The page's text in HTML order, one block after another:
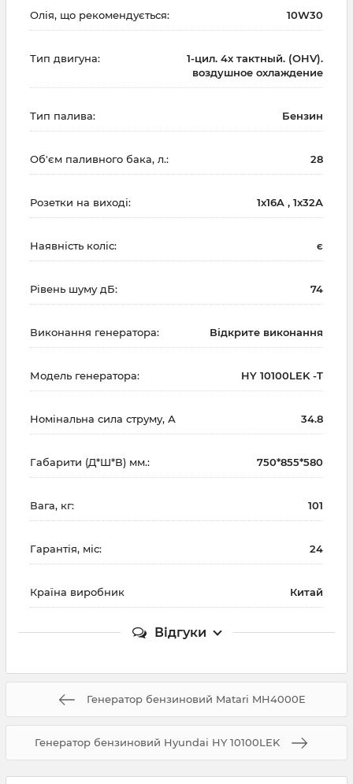
Олія, що рекомендується: 10W30
Тип двигуна:
1-цил. 4х тактный. (OHV).
воздушное охлаждение
Тип палива: Бензин
Об'єм паливного бака, л.: 28
Розетки на виході: 1x16A , 1х32А
Наявність коліс: є
Рівень шуму дБ: 74
Виконання генератора: Відкрите виконання
Модель генератора: HY 10100LEK -T
Номінальна сила струму, А 34.8
Габарити (Д*Ш*В) мм.: 750*855*580
Вага, кг: 101
Гарантія, міс: 24
Країна виробник Китай
Відгуки
Генератор бензиновий Matari MH4000E
Генератор бензиновий Hyundai HY 10100LEK